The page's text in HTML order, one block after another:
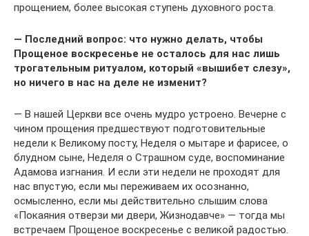
прощением, более высокая ступень духовного роста.
— Последний вопрос: что нужно делать, чтобы
Прощеное воскресенье не осталось для нас лишь
трогательным ритуалом, который «вышибет слезу»,
но ничего в нас на деле не изменит?
— В нашей Церкви все очень мудро устроено. Вечерне с
чином прощения предшествуют подготовительные
недели к Великому посту, Неделя о мытаре и фарисее, о
блудном сыне, Неделя о Страшном суде, воспоминание
Адамова изгнания. И если эти недели не проходят для
нас впустую, если мы переживаем их осознанно,
осмысленно, если мы действительно слышим слова
«Покаяния отверзи ми двери, Жизнодавче» — тогда мы
встречаем Прощеное воскресенье с великой радостью.